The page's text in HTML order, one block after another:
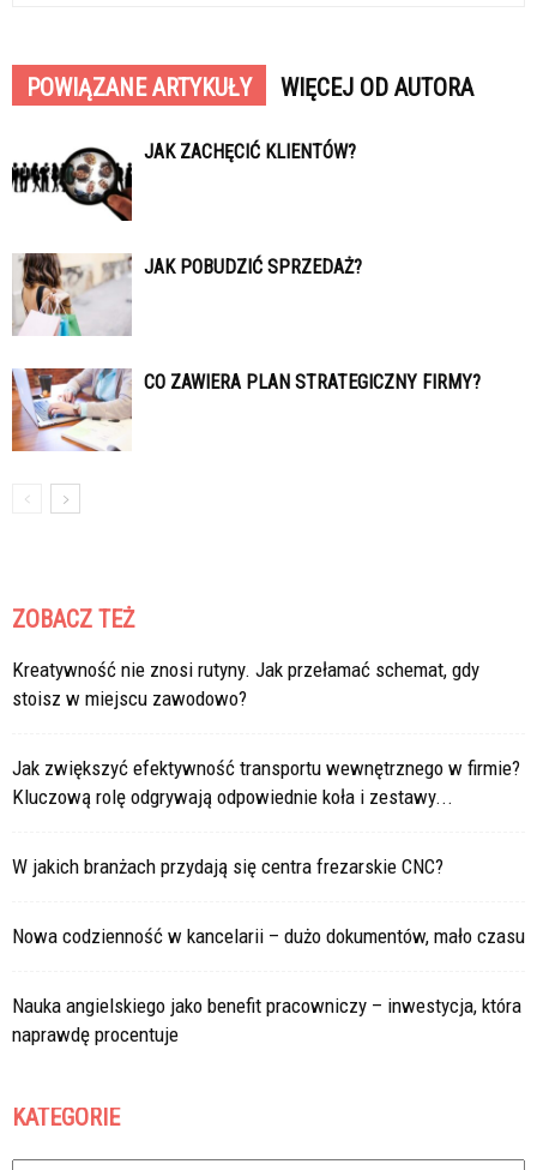
POWIĄZANE ARTYKUŁY WIĘCEJ OD AUTORA
JAK ZACHĘCIĆ KLIENTÓW?
JAK POBUDZIĆ SPRZEDAŻ?
CO ZAWIERA PLAN STRATEGICZNY FIRMY?
ZOBACZ TEŻ
Kreatywność nie znosi rutyny. Jak przełamać schemat, gdy
stoisz w miejscu zawodowo?
Jak zwiększyć efektywność transportu wewnętrznego w firmie?
Kluczową rolę odgrywają odpowiednie koła i zestawy...
W jakich branżach przydają się centra frezarskie CNC?
Nowa codzienność w kancelarii – dużo dokumentów, mało czasu
Nauka angielskiego jako benefit pracowniczy – inwestycja, która
naprawdę procentuje
KATEGORIE
Kategorie